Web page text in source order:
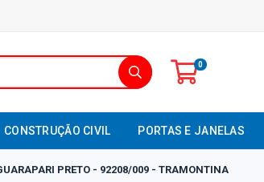
0
CONSTRUÇÃO CIVIL PORTAS E JANELAS
PRETO - 92208/009 - TRAMONTINA